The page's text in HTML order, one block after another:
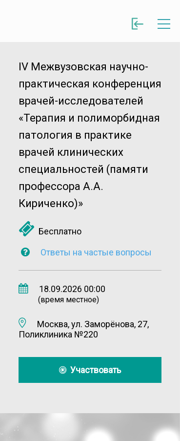
IV Межвузовская научно-
практическая конференция
врачей-исследователей
«Терапия и полиморбидная
патология в практике
врачей клинических
специальностей (памяти
профессора А.А.
Кириченко)»
Бесплатно
Ответы на частые вопросы
18.09.2026 00:00
(время местное)
Москва, ул. Заморёнова, 27,
Поликлиника №220
Участвовать